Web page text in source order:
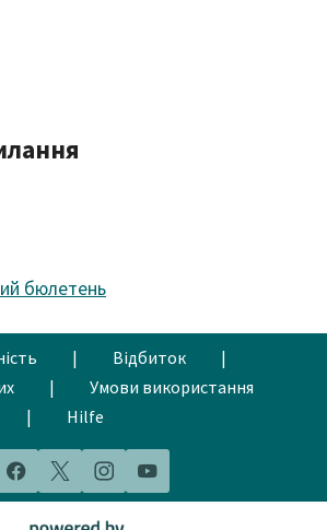
бюлетень
| Відбиток
|
|
Умови використання
|
Hilfe
Facebook
X InstagramYouTube